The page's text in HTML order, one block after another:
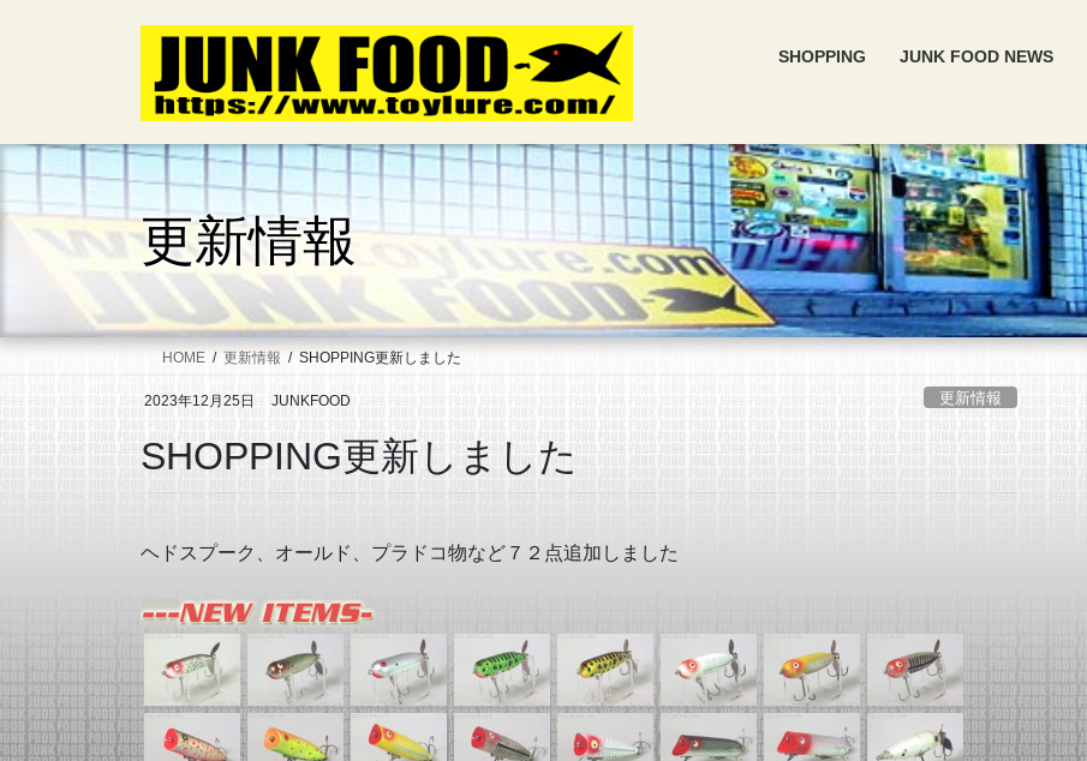
キ
に
SHOPPING JUNK FOOD NEWS
更新情報
HOME 更新情報 SHOPPING更新しました
2023年12月25日 JUNKFOOD 更新情報
SHOPPING更新しました
ヘドスプーク、オールド、プラドコ物など７２点追加しました